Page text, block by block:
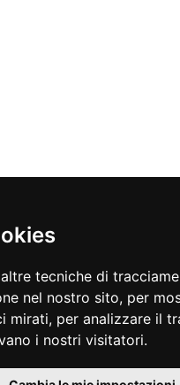
tecniche di
nel nostro sito, per
mirati, per analizzare il
i nostri visitatori.